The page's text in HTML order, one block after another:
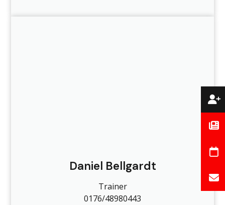
Daniel Bellgardt
Trainer
0176/48980443